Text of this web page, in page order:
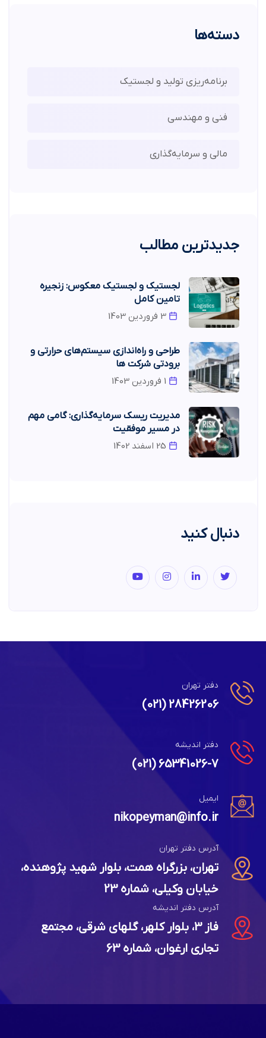
دسته‌ها
برنامه‌ریزی تولید و لجستیک
فنی و مهندسی
مالی و سرمایه‌گذاری
جدیدترین مطالب
لجستیک و لجستیک معکوس: زنجیره
تامین کامل
3 فروردین 1403
طراحی و راه‌اندازی سیستم‌های حرارتی و
برودتی شرکت ها
مدیریت ریسک سرمایه‌گذاری: گامی مهم
در مسیر موفقیت
دنبال کنید
دفتر تهران
28426206 (021)
دفتر اندیشه
65341026-7 (021)
ایمیل
nikopeyman@info.ir
آدرس دفتر تهران
تهران، بزرگراه همت، بلوار شهید پژوهنده،
خیابان وکیلی، شماره 23
آدرس دفتر اندیشه
فاز 3، بلوار کلهر، گلهای شرقی، مجتمع
تجاری ارغوان، شماره 63